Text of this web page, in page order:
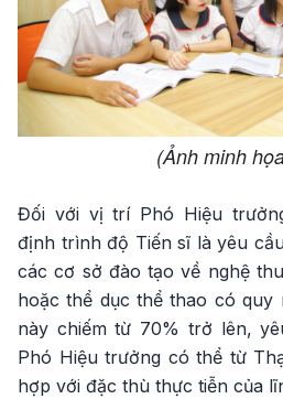
(Ảnh minh
Đối với vị trí Phó Hiệu
định trình độ Tiến sĩ là yêu
các cơ sở đào tạo về nghệ
hoặc thể dục thể thao có quy
này chiếm từ 70% trở lên,
Phó Hiệu trưởng có thể từ
hợp với đặc thù thực tiễn của